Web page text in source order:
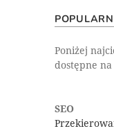
Poniżej
dostępne
SEO